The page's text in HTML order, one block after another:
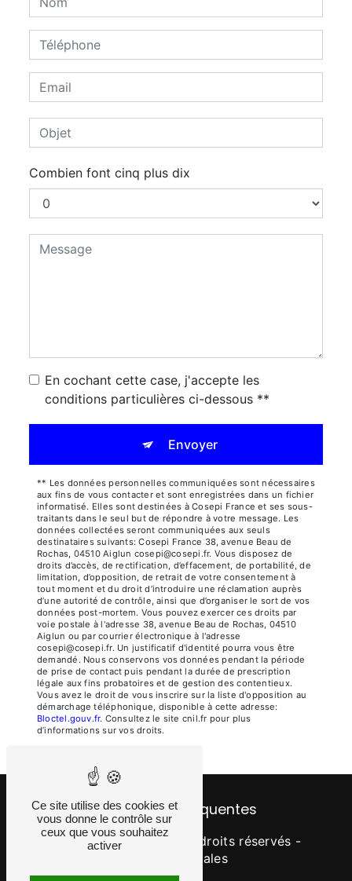
Combien font cinq plus dix
En cochant cette case, j'accepte les
conditions particulières ci-dessous **
Envoyer
** Les données personnelles communiquées sont nécessaires
aux fins de vous contacter et sont enregistrées dans un fichier
informatisé. Elles sont destinées à Cosepi France et ses sous-
traitants dans le seul but de répondre à votre message. Les
données collectées seront communiquées aux seuls
destinataires suivants: Cosepi France 38, avenue Beau de
Rochas, 04510 Aiglun cosepi@cosepi.fr. Vous disposez de
droits d’accès, de rectification, d’effacement, de portabilité, de
limitation, d’opposition, de retrait de votre consentement à
tout moment et du droit d’introduire une réclamation auprès
d’une autorité de contrôle, ainsi que d’organiser le sort de vos
données post-mortem. Vous pouvez exercer ces droits par
voie postale à l'adresse 38, avenue Beau de Rochas, 04510
Aiglun ou par courrier électronique à l'adresse
cosepi@cosepi.fr. Un justificatif d'identité pourra vous être
demandé. Nous conservons vos données pendant la période
de prise de contact puis pendant la durée de prescription
légale aux fins probatoires et de gestion des contentieux.
Vous avez le droit de vous inscrire sur la liste d'opposition au
démarchage téléphonique, disponible à cette adresse:
Bloctel.gouv.fr. Consultez le site cnil.fr pour plus
d’informations sur vos droits.
Recherches fréquentes
©Vistalid- 2026 - Tous droits réservés -
Mentions légales
Ce site utilise des cookies et
vous donne le contrôle sur
ceux que vous souhaitez
activer